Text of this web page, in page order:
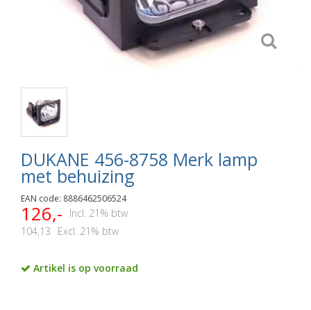
DUKANE 456-8758 Merk lamp
met behuizing
EAN code: 8886462506524
126,-
Incl. 21% btw
104,13
Excl. 21% btw
Artikel is op voorraad